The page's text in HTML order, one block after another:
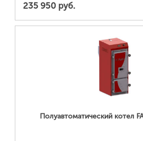
235 950 руб.
ПОДРОБНЕЕ...
Полуавтоматический котел